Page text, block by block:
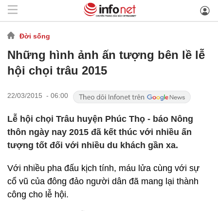
Đời sống
Những hình ảnh ấn tượng bên lề lễ
hội chọi trâu 2015
22/03/2015 - 06:00
Lễ hội chọi Trâu huyện Phúc Thọ - báo Nông
thôn ngày nay 2015 đã kết thúc với nhiều ấn
tượng tốt đối với nhiều du khách gần xa.
Với nhiều pha đấu kịch tính, máu lửa cùng với sự
cổ vũ của đông đảo người dân đã mang lại thành
công cho lễ hội.